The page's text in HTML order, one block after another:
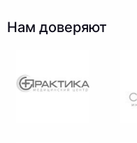
Нам доверяют